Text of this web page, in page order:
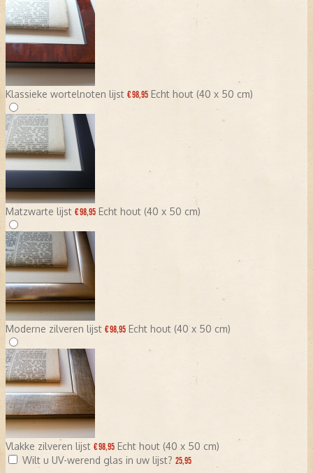
Klassieke wortelnoten lijst € 98,95 Echt hout (40 x 50 cm)
Matzwarte lijst € 98,95 Echt hout (40 x 50 cm)
Moderne zilveren lijst € 98,95 Echt hout (40 x 50 cm)
Vlakke zilveren lijst € 98,95 Echt hout (40 x 50 cm)
Wilt u UV-werend glas in uw lijst? 25,95